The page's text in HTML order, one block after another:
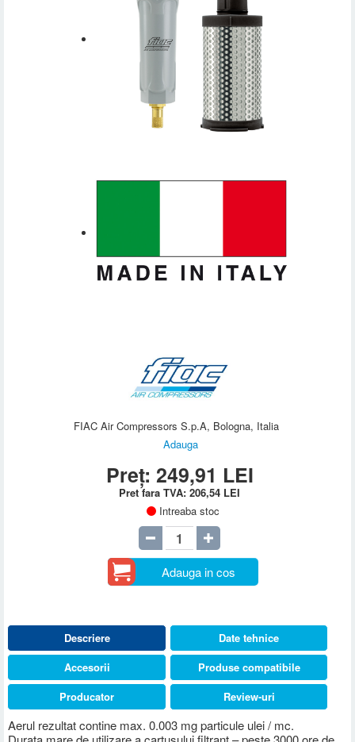
FIAC Air Compressors S.p.A, Bologna, Italia
Adauga
Preț: 249,91 LEI
Pret fara TVA:206,54 LEI
Intreaba stoc
Adauga in cos
Descriere
Aerul rezultat contine max. 0.003 mg particule ulei / mc.
Date tehnice
Accesorii
Produse compatibile
Producator
Review-uri